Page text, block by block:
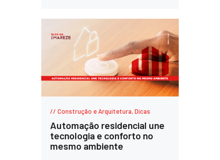
Construção e Arquitetura,Dicas
Automação residencial une
tecnologia e conforto no
mesmo ambiente